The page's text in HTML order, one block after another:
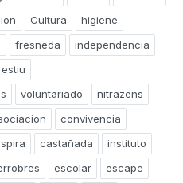
Cultura
higiene
fresneda
independencia
estiu
voluntariado
nitrazens
convivencia
castañada
instituto
escolar escape